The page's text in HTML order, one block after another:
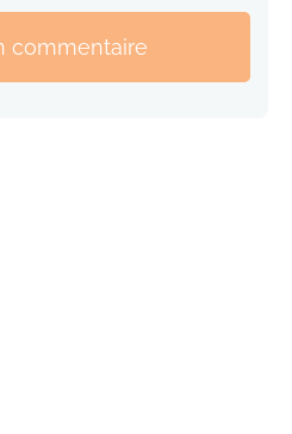
commentaire